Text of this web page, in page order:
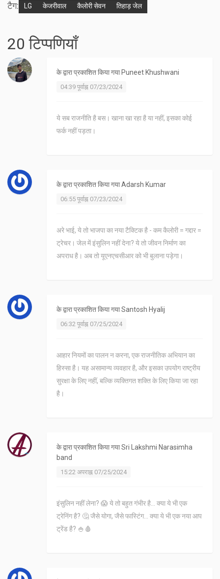
टैग: LG केजरीवाल कैलोरी सेवन तिहाड़ जेल
20 टिप्पणियाँ
के द्वारा प्रकाशित किया गया Puneet Khushwani
04:39 पूर्वाह्न 07/23/2024
ये सब राजनीति है बस। खाना खा रहा है या नहीं, इसका कोई
फर्क नहीं पड़ता।
के द्वारा प्रकाशित किया गयाAdarsh Kumar
06:55 पूर्वाह्न 07/23/2024
अरे भाई, ये तो भाजपा का नया टैक्टिक है - कम कैलोरी = गद्दार =
ट्रेचर। जेल में इंसुलिन नहीं देना? ये तो जीवन निर्माण का
अपराध है। अब तो यूएनएचसीआर को भी बुलाना पड़ेगा।
के द्वारा प्रकाशित किया गयाSantosh Hyalij
06:32 पूर्वाह्न 07/25/2024
आहार नियमों का पालन न करना, एक राजनीतिक अभियान का
हिस्सा है। यह असामान्य व्यवहार है, और इसका उपयोग राष्ट्रीय
सुरक्षा के लिए नहीं, बल्कि व्यक्तिगत शक्ति के लिए किया जा रहा
है।
के द्वारा प्रकाशित किया गयाSri Lakshmi Narasimha
band
15:22 अपराह्न 07/25/2024
इंसुलिन नहीं लेना? 😱 ये तो बहुत गंभीर है... क्या ये भी एक
ट्रेनिंग है? 🤔 जैसे योगा, जैसे फास्टिंग... क्या ये भी एक नया आप
ट्रेंड है? 🍚🩸